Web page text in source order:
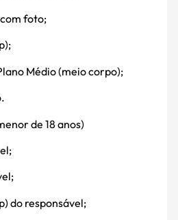
foto;
Médio (meio corpo);
de 18 anos)
do responsável;